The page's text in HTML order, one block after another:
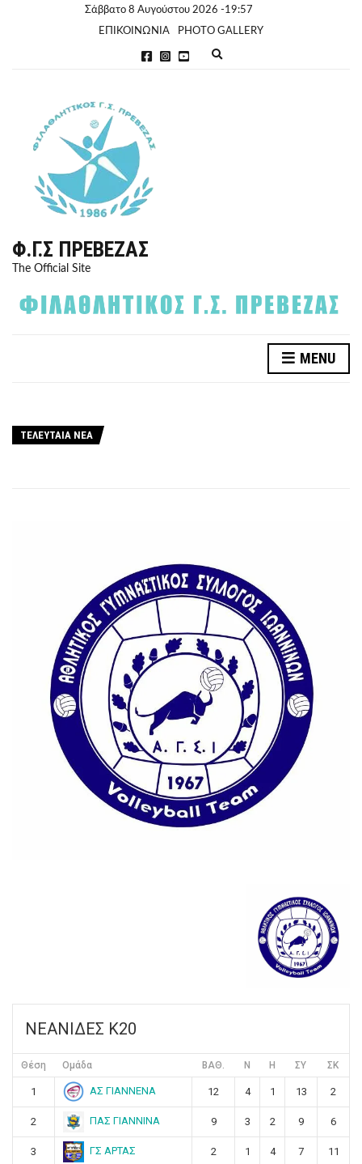
Σάββατο 8 Αυγούστου 2026 -19:57
ΕΠΙΚΟΙΝΩΝΙΑ
PHOTO GALLERY
Φ.Γ.Σ ΠΡΈΒΕΖΑΣ
The Official Site
MENU
ΤΕΛΕΥΤΑΙΑ ΝΕΑ
ΝΕΑΝΙΔΕΣ Κ20
Θέση Ομάδα ΒΑΘ. Ν Η ΣΥ ΣΚ
1 ΑΣ ΓΙΑΝΝΕΝΑ 12 4 1 13 2
2 ΠΑΣ ΓΙΑΝΝΙΝΑ 9 3 2 9 6
3 ΓΣ ΑΡΤΑΣ 2 1 4 7 11